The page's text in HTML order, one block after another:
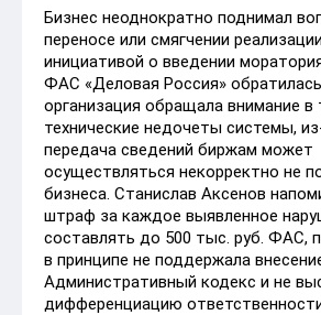
Бизнес неоднократно поднимал
переносе или смягчении
инициативой о введении
ФАС «Деловая Россия»
организация обращала внимание в
технические недочеты системы,
передача сведений биржам может
осуществляться некорректно не
бизнеса. Станислав Аксенов
штраф за каждое выявленное
составлять до 500 тыс. руб. ФАС,
в принципе не поддержала
Административный кодекс и не
дифференциацию